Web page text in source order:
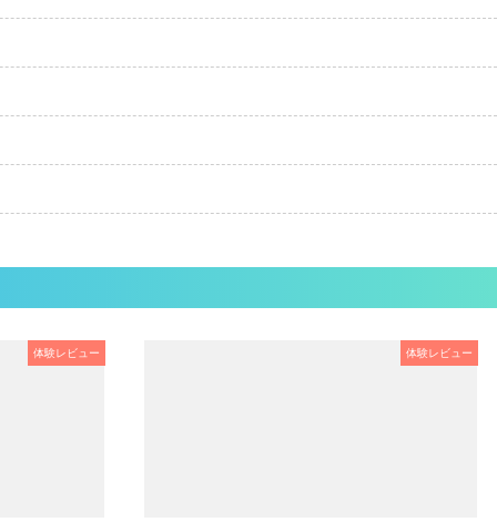
体験レビュー 体験レビュー